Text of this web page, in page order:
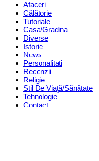
Afaceri
Călătorie
Tutoriale
Casa/Gradina
Diverse
Istorie
News
Personalitati
Recenzii
Religie
Stil De Viaţă/Sănătate
Tehnologie
Contact